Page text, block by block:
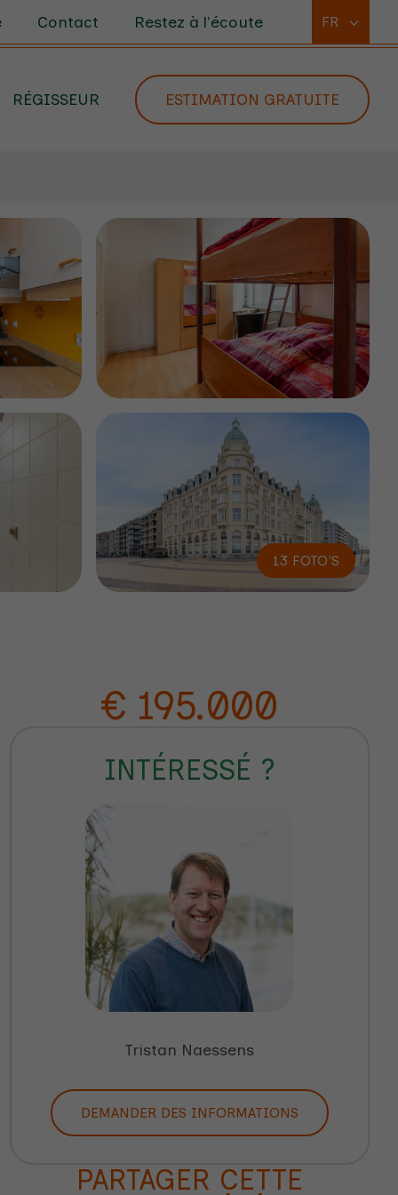
Contact Restez à l'écoute FR
RÉGISSEUR ESTIMATION GRATUITE
13 FOTO'S
€ 195.000
INTÉRESSÉ ?
DEMANDER DES INFORMATIONS
Tristan Naessens
PARTAGER CETTE